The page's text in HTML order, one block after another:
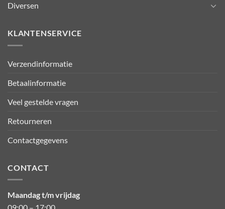
Diversen
KLANTENSERVICE
Verzendinformatie
Betaalinformatie
Veel gestelde vragen
Retourneren
Contactgegevens
CONTACT
Maandag t/m vrijdag